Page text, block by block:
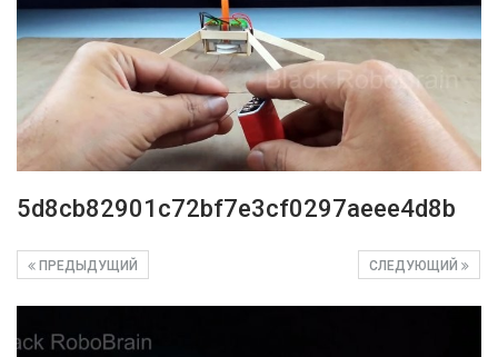
5d8cb82901c72bf7e3cf0297aeee4d8b
СЛЕДУЮЩИЙ
ПРЕДЫДУЩИЙ